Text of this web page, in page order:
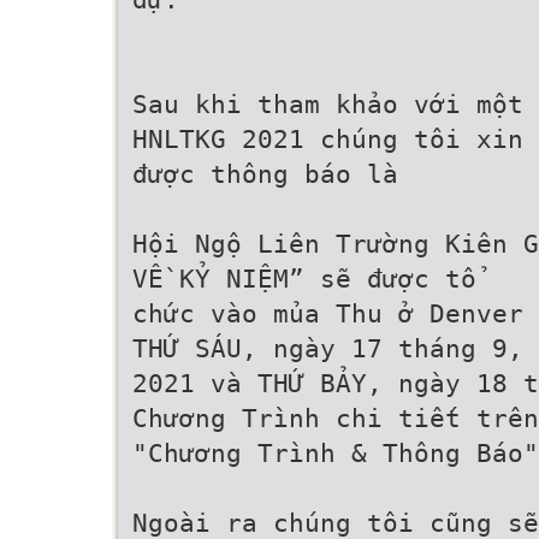
Sau khi tham khảo với một
HNLTKG 2021 chúng tôi xin
được thông báo là
Hội Ngộ Liên Trường Kiên
VỀ KỶ NIỆM” sẽ được tổ
chức vào mủa Thu ở
THỨ SÁU, ngày 17 tháng 9,
2021 và THỨ BẢY, ngày
Chương Trình chi tiết
"Chương Trình & Thông
Ngoài ra chúng tôi cũng